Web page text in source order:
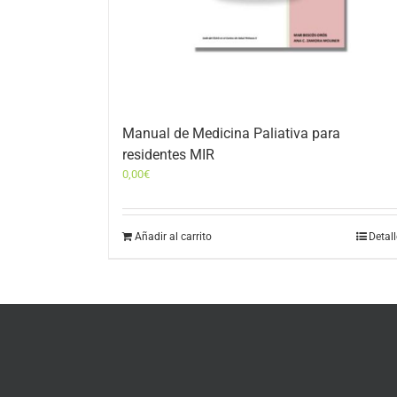
Manual de Medicina Paliativa para
residentes MIR
0,00€
Añadir al carrito